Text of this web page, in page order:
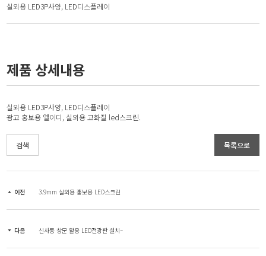
실외용 LED3P사양, LED디스플레이
제품 상세내용
실외용 LED3P사양, LED디스플레이
광고 홍보용 엘이디, 실외용 고화질 led스크린.
검색 목록으로
이전 3.9mm 실외용 홍보용 LED스크린
다음 신사동 창문 활용 LED전광판 설치~